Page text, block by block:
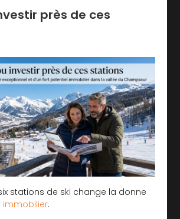
près de ces
stations de ski change la donne
immobilier.